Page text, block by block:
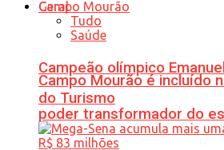
Campeão olímpico
poder transformador do
Geral
Tudo
Saúde
Campo Mourão é incluído
do Turismo